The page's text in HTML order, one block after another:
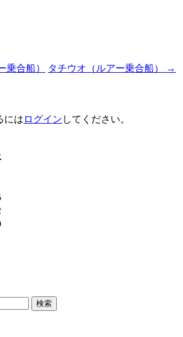
乗合船） タチウオ（ルアー乗合船） →
には ログイン してください。